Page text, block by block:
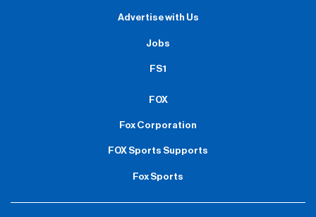
Advertise with Us
Jobs
FS1
FOX
Fox Corporation
FOX Sports Supports
Fox Sports